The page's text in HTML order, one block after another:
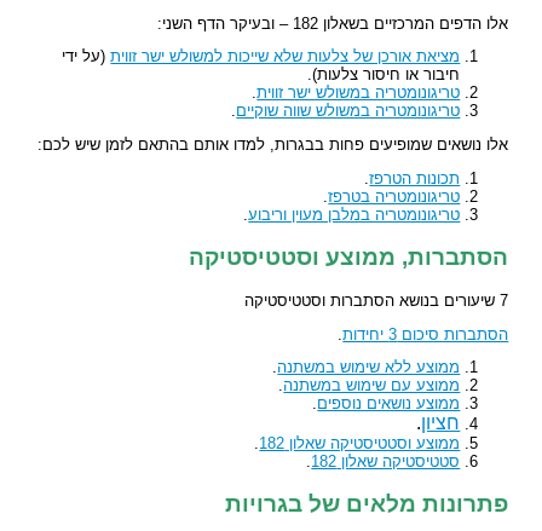
אלו הדפים המרכזיים בשאלון 182 – ובעיקר הדף השני:
מציאת אורכן של צלעות שלא שייכות למשולש ישר זווית(על ידי
חיבור או חיסור צלעות).
טריגונומטריה במשולש ישר זווית.
טריגונומטריה במשולש שווה שוקיים.
אלו נושאים שמופיעים פחות בבגרות, למדו אותם בהתאם לזמן שיש לכם:
תכונות הטרפז.
טריגונומטריה בטרפז.
טריגונומטריה במלבן מעוין וריבוע.
הסתברות, ממוצע וסטטיסטיקה
7 שיעורים בנושא הסתברות וסטטיסטיקה
הסתברות סיכום 3 יחידות
.
ממוצע ללא שימוש במשתנה.
ממוצע עם שימוש במשתנה.
ממוצע נושאים נוספים.
חציון.
ממוצע וסטטיסטיקה שאלון 182
.
סטטיסטיקה שאלון 182
.
פתרונות מלאים של בגרויות